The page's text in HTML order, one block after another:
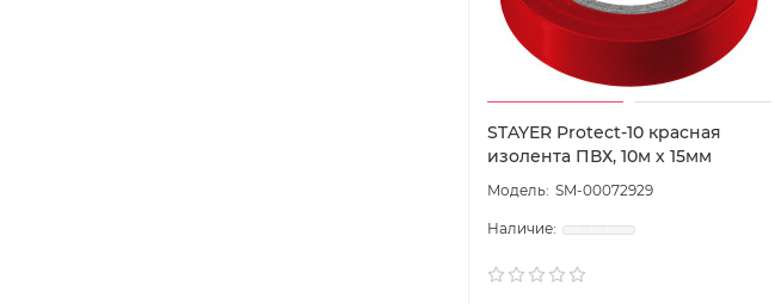
STAYER Protect-10 красная
изолента ПВХ, 10м х 15мм
SM-00072929